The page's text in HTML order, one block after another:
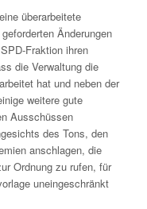
überarbeitete
Änderungen
Fraktion ihren
die Verwaltung die
hat und neben der
weitere gute
Ausschüssen
des Tons, den
anschlagen, die
Ordnung zu rufen, für
uneingeschränkt